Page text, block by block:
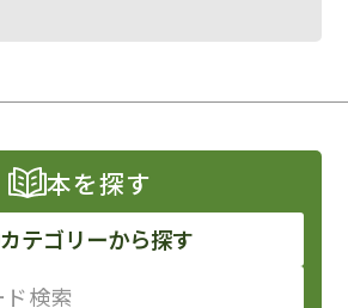
本を探す
カテゴリーから探す